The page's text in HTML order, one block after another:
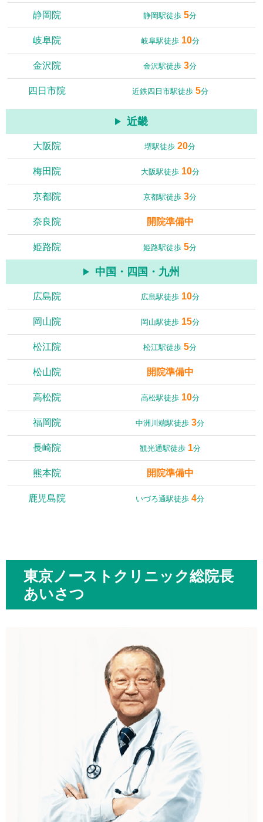
静岡院 静岡駅徒歩5分
岐阜院 岐阜駅徒歩 10分
金沢院 金沢駅徒歩3分
四日市院 近鉄四日市駅徒歩 5分
近畿
大阪院 堺駅徒歩20分
梅田院 大阪駅徒歩 10分
京都院 京都駅徒歩3分
奈良院 開院準備中
姫路院 姫路駅徒歩5分
中国・四国・九州
広島院 広島駅徒歩 10分
岡山院 岡山駅徒歩 15分
松江院 松江駅徒歩5分
松山院 開院準備中
高松院 高松駅徒歩 10分
福岡院 中洲川端駅徒歩3分
長崎院 観光通駅徒歩 1分
熊本院 開院準備中
鹿児島院 いづろ通駅徒歩4分
東京ノーストクリニック総院長
あいさつ